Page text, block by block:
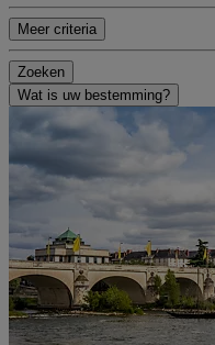
Meer criteria
Zoeken
Wat is uw bestemming?